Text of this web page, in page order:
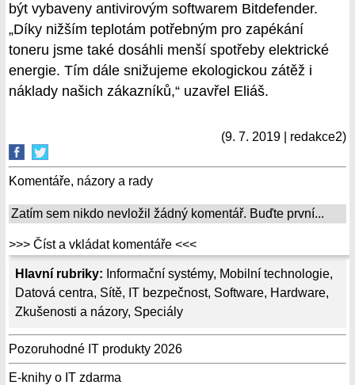
Hlavní rubriky: Informační systémy, Mobilní technologie,
Datová centra, Sítě, IT bezpečnost, Software, Hardware,
Zkušenosti a názory, Speciály
Pozoruhodné IT produkty 2026
E-knihy o IT zdarma
být vybaveny antivirovým softwarem Bitdefender.
„Díky nižším teplotám potřebným pro zapékání
toneru jsme také dosáhli menší spotřeby elektrické
energie. Tím dále snižujeme ekologickou zátěž i
náklady našich zákazníků,“ uzavřel Eliáš.
(9. 7. 2019 | redakce2)
Komentáře, názory a rady
Zatím sem nikdo nevložil žádný komentář. Buďte první...
>>> Číst a vkládat komentáře <<<